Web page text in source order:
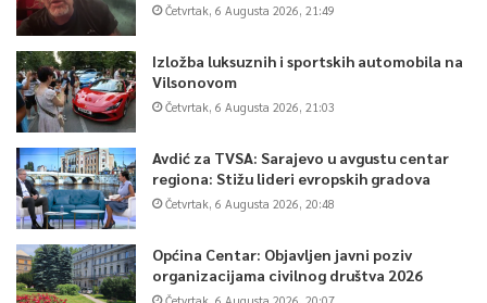
Četvrtak, 6 Augusta 2026, 21:49
Izložba luksuznih i sportskih automobila na
Vilsonovom
Četvrtak, 6 Augusta 2026, 21:03
Avdić za TVSA: Sarajevo u avgustu centar
regiona: Stižu lideri evropskih gradova
Četvrtak, 6 Augusta 2026, 20:48
Općina Centar: Objavljen javni poziv
organizacijama civilnog društva 2026
Četvrtak, 6 Augusta 2026, 20:07